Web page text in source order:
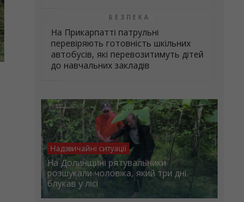
БЕЗПЕКА
На Прикарпатті патрульні
перевіряють готовність шкільних
автобусів, які перевозитимуть дітей
до навчальних закладів
Надзвичайні ситуації
На Долинщині рятувальники
розшукали чоловіка, який три дні
блукав у лісі